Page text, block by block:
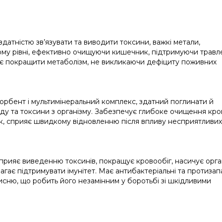
зв’язувати та виводити токсини, важкі метали,
рівні, ефективно очищуючи кишечник, підтримуючи
метаболізм, не викликаючи дефіциту поживних
і мультимінеральний комплекс, здатний поглинати й
та токсини з організму. Забезпечує глибоке очищення
сприяє швидкому відновленню після впливу несприятливих
виведенню токсинів, покращує кровообіг, насичує
підтримувати імунітет. Має антибактеріальні та
що робить його незамінним у боротьбі зі шкідливими